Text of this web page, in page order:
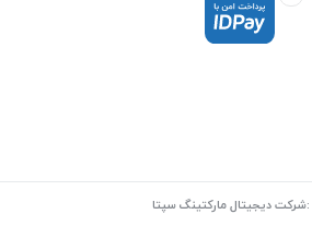
:شرکت دیجیتال مارکتینگ سپتا